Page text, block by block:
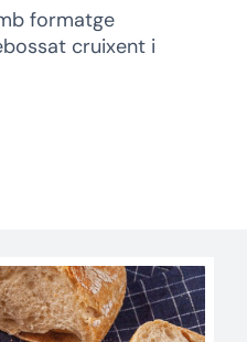
formatge
cruixent i